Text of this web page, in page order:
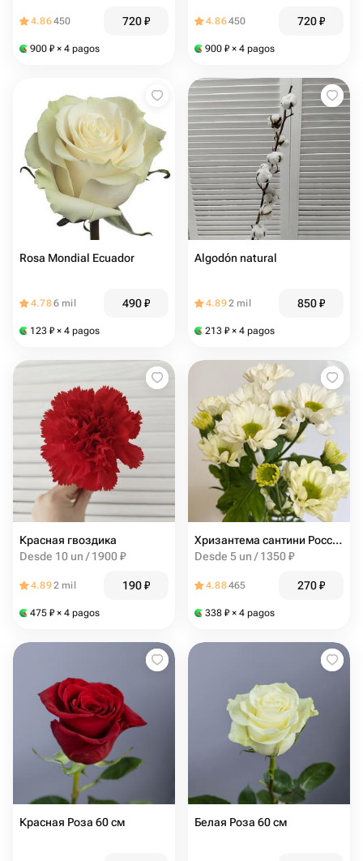
4.86450 720₽
900 ₽ × 4 pagos
4.86450 720₽
900 ₽ × 4 pagos
Rosa Mondial Ecuador
4.786 mil 490₽
123 ₽ × 4 pagos
Algodón natural
4.892 mil 850₽
213 ₽ × 4 pagos
Красная гвоздика
Desde 10 un / 1900 ₽
4.892 mil 190₽
475 ₽ × 4 pagos
Хризантема сантини Росси Вайт
Desde 5 un / 1350 ₽
4.88465 270₽
338 ₽ × 4 pagos
Красная Роза 60 см Белая Роза 60 см